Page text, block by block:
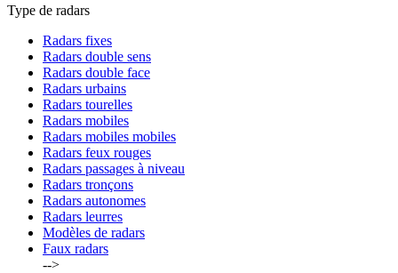
Type de radars
Radars fixes
Radars double sens
Radars double face
Radars urbains
Radars tourelles
Radars mobiles
Radars mobiles mobiles
Radars feux rouges
Radars passages à niveau
Radars tronçons
Radars autonomes
Radars leurres
Modèles de radars
Faux radars
-->